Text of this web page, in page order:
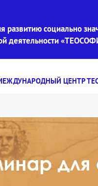
развитию социально
деятельности
ЦЕНТР